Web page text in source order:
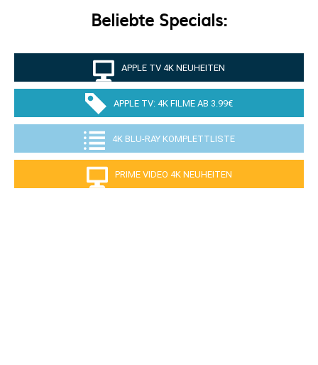
Beliebte Specials:
APPLE TV 4K NEUHEITEN
APPLE TV: 4K FILME AB 3.99€
4K BLU-RAY KOMPLETTLISTE
PRIME VIDEO 4K NEUHEITEN